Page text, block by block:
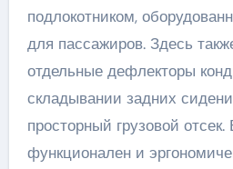
подлокотником,
для пассажиров. Здесь
отдельные дефлекторы
складывании задних
просторный грузовой
функционален и